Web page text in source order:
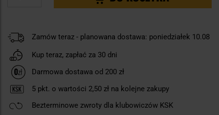
Zamów teraz - planowana dostawa: poniedziałek 10.08
Kup teraz, zapłać za 30 dni
Darmowa dostawa od 200 zł
5 pkt. o wartości 2,50 zł na kolejne zakupy
Bezterminowe zwroty dla klubowiczów KSK